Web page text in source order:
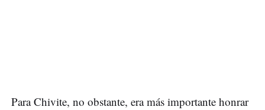
Para Chivite, no obstante, era más importante honrar